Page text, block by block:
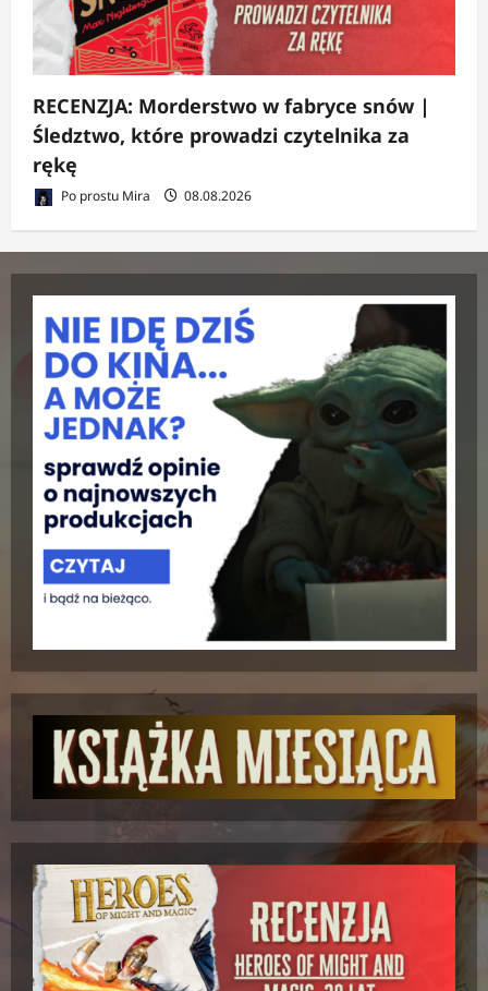
RECENZJA: Morderstwo w fabryce snów |
Śledztwo, które prowadzi czytelnika za
rękę
Po prostu Mira 08.08.2026